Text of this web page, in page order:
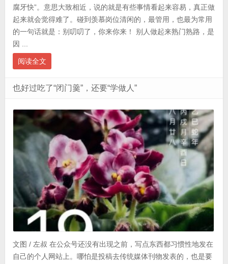
腐牙快”。意思大致相近，说的就是有些事情看起来容易，真正做
起来就会觉得难了。碰到羡慕岗位清闲的，最管用，也最为常用
的一句话就是：别叨叨了，你来你来！ 别人做起来熟门熟路，是
因 ...
阅读全文
也好过吃了“闭门羹”，还要“学做人”
文图 / 左叔 在公众号还没有出现之前，写点东西都习惯性地发在
自己的个人网站上。哪怕是投稿去传统媒体刊物发表的，也是要